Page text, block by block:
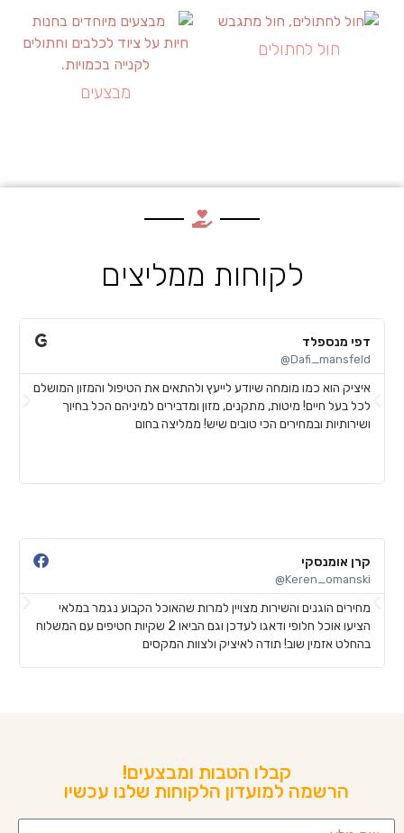
חול לחתולים
מבצעים
לקוחות ממליצים
דפי מנספלד
Dafi_mansfeld@
איציק הוא כמו מומחה שיודע לייעץ ולהתאים את הטיפול והמזון המושלם
לכל בעל חיים! מיטות, מתקנים, מזון ומדבירים למיניהם הכל בחיוך
ושירותיות ובמחירים הכי טובים שיש! ממליצה בחום
קרן אומנסקי
Keren_omanski@
מחירים הוגנים והשירות מצויין למרות שהאוכל הקבוע נגמר במלאי
הציעו אוכל חלופי ודאגו לעדכן וגם הביאו 2 שקיות חטיפים עם המשלוח
בהחלט אזמין שוב! תודה לאיציק ולצוות המקסים
קבלו הטבות ומבצעים!
הרשמה למועדון הלקוחות שלנו עכשיו